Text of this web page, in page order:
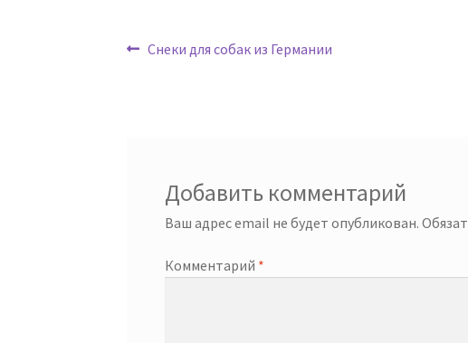
Навигация
Предыдущая
Снеки для собак из Германии
Добавить комментарий
Ваш адрес email не будет опубликован.
Комментарий *